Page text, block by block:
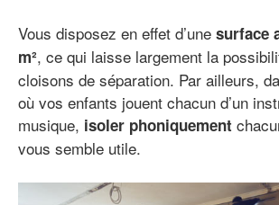
Vous disposez en effet d’une surface
m², ce qui laisse largement la
cloisons de séparation. Par ailleurs,
où vos enfants jouent chacun d’un
musique, isoler phoniquement
vous semble utile.